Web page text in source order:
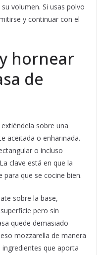
volumen. Si usas polvo
y continuar con el
hornear
de
sobre una
aceitada o enharinada.
o incluso
clave está en que la
que se cocine bien.
sobre la base,
pero sin
quede demasiado
mozzarella de manera
que aporta